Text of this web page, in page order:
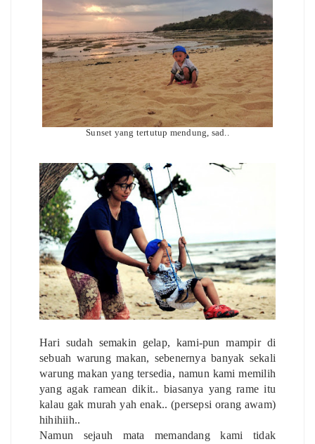
Sunset yang tertutup mendung, sad..
Hari sudah semakin gelap, kami-pun mampir di
sebuah warung makan, sebenernya banyak sekali
warung makan yang tersedia, namun kami memilih
yang agak ramean dikit.. biasanya yang rame itu
kalau gak murah yah enak.. (persepsi orang awam)
hihihiih..
Namun sejauh mata memandang kami tidak